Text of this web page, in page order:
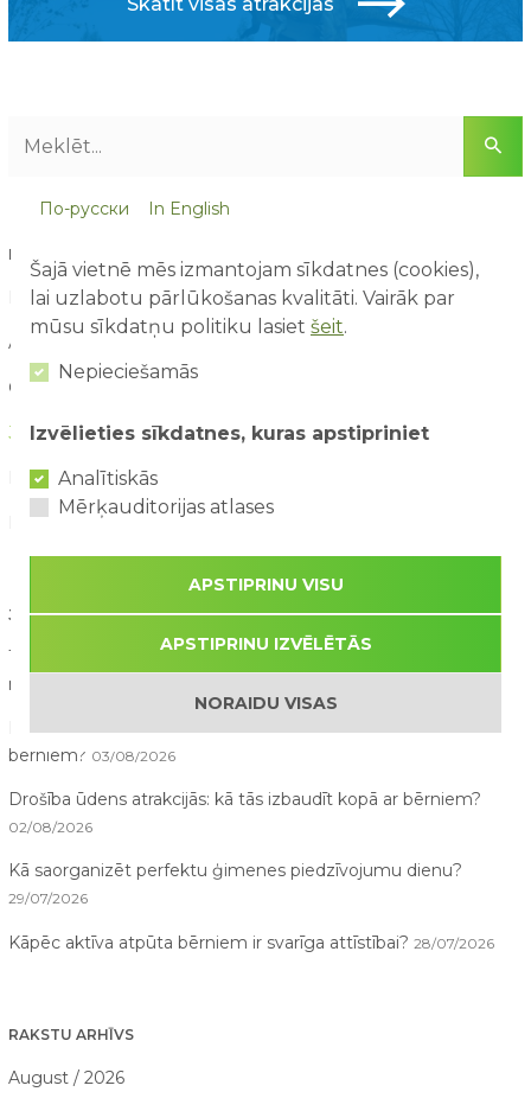
Skatīt visas atrakcijas
RAKSTU KATEGORIJAS
Blogs (16)
Aktuāli (90)
Galerija (11)
Jaunumi (160)
Konkursi (21)
Par mums raksta (21)
JAUNĀKIE RAKSTI
10 lietas, ko bērni pamana atrakciju parkā, bet pieaugušie
nepamana
Pirmā reize atrakciju parkā – ko sagaidīt vecākiem un
bērniem? 03/08/2026
Drošība ūdens atrakcijās: kā tās izbaudīt kopā ar bērniem?
02/08/2026
Kā saorganizēt perfektu ģimenes piedzīvojumu dienu?
29/07/2026
Kāpēc aktīva atpūta bērniem ir svarīga attīstībai? 28/07/2026
RAKSTU ARHĪVS
August / 2026
По-русски In English
Šajā vietnē mēs izmantojam sīkdatnes (cookies),
lai uzlabotu pārlūkošanas kvalitāti. Vairāk par
mūsu sīkdatņu politiku lasiet šeit.
Nepieciešamās
Izvēlieties sīkdatnes, kuras apstipriniet
Analītiskās
Mērķauditorijas atlases
APSTIPRINU VISU
APSTIPRINU IZVĒLĒTĀS
NORAIDU VISAS